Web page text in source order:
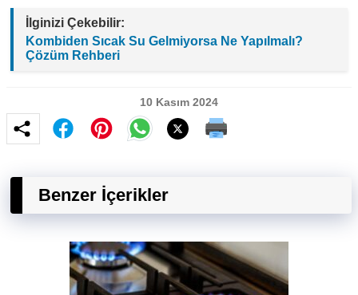
İlginizi Çekebilir:
Kombiden Sıcak Su Gelmiyorsa Ne Yapılmalı?
Çözüm Rehberi
10 Kasım 2024
Benzer İçerikler